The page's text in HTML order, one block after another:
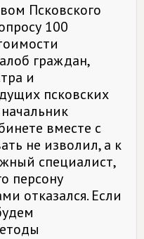
Псковского
100
граждан,
и
псковских
вместе с
не изволил, а к
специалист,
персону
отказался. Если